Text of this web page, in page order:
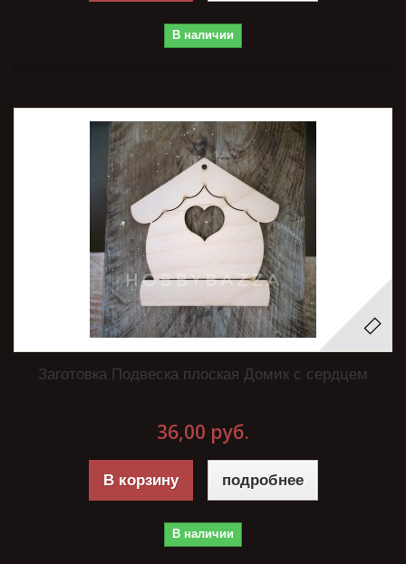
В наличии
Заготовка Подвеска плоская Домик с сердцем
36,00 руб.
В корзину подробнее
В наличии